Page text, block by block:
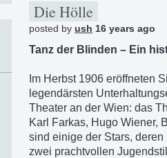
Die Hölle
posted by ush 16 years ago
Tanz der Blinden – Ein
Im Herbst 1906 eröffneten
legendärsten
Theater an der Wien: das
Karl Farkas, Hugo Wiener,
sind einige der Stars,
zwei prachtvollen